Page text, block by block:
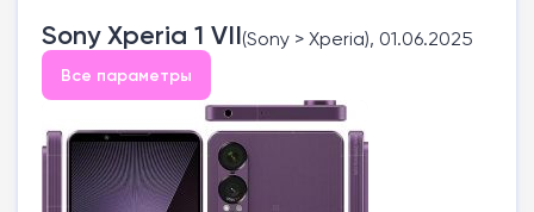
Sony Xperia 1 VII(Sony > Xperia), 01.06.2025
Все параметры